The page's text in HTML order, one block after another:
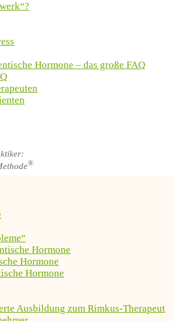
Hormone – das große FAQ
®
Hormone
Hormone
Hormone
Ausbildung zum Rimkus-Therapeut